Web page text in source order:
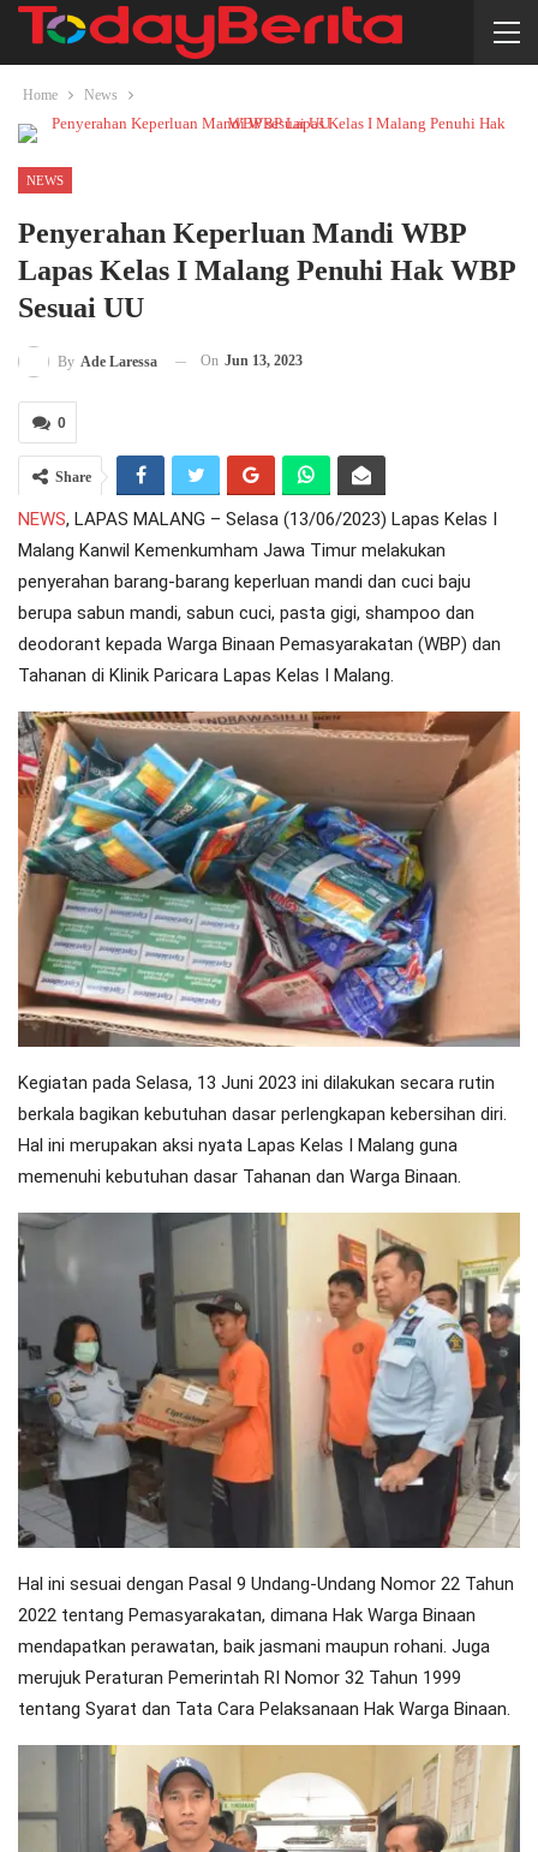
Home News
NEWS
Penyerahan Keperluan Mandi WBP
Lapas Kelas I Malang Penuhi Hak WBP
Sesuai UU
By Ade Laressa On Jun 13, 2023
0
Share
NEWS, LAPAS MALANG – Selasa (13/06/2023) Lapas Kelas I
Malang Kanwil Kemenkumham Jawa Timur melakukan
penyerahan barang-barang keperluan mandi dan cuci baju
berupa sabun mandi, sabun cuci, pasta gigi, shampoo dan
deodorant kepada Warga Binaan Pemasyarakatan (WBP) dan
Tahanan di Klinik Paricara Lapas Kelas I Malang.
Kegiatan pada Selasa, 13 Juni 2023 ini dilakukan secara rutin
berkala bagikan kebutuhan dasar perlengkapan kebersihan diri.
Hal ini merupakan aksi nyata Lapas Kelas I Malang guna
memenuhi kebutuhan dasar Tahanan dan Warga Binaan.
Hal ini sesuai dengan Pasal 9 Undang-Undang Nomor 22 Tahun
2022 tentang Pemasyarakatan, dimana Hak Warga Binaan
mendapatkan perawatan, baik jasmani maupun rohani. Juga
merujuk Peraturan Pemerintah RI Nomor 32 Tahun 1999
tentang Syarat dan Tata Cara Pelaksanaan Hak Warga Binaan.